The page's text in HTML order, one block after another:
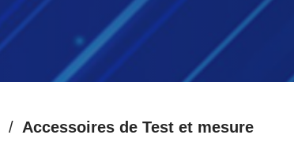
Accessoires de Test et mesure